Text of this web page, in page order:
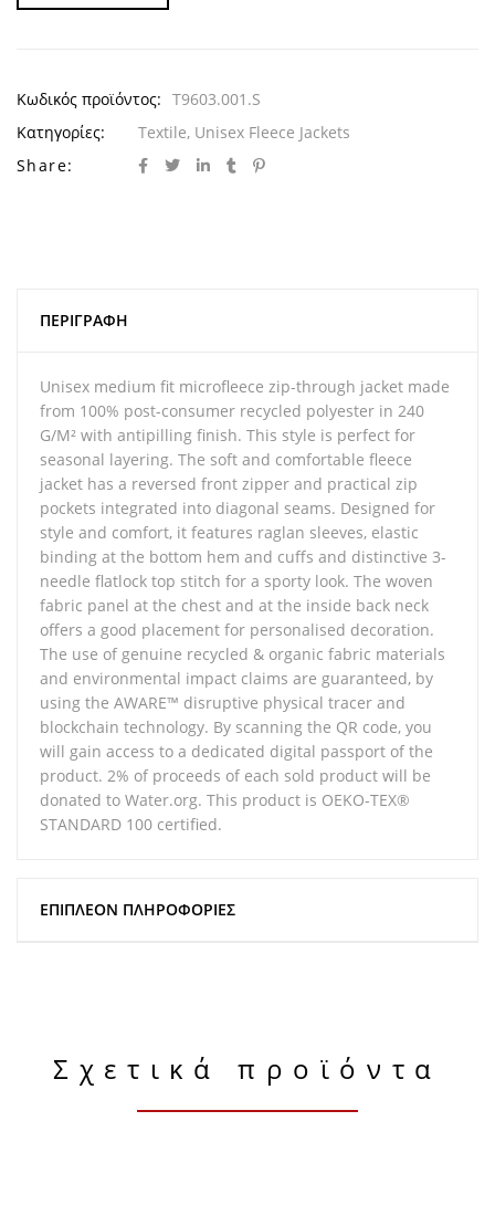
Κωδικός προϊόντος: T9603.001.S
Κατηγορίες:
Textile, Unisex Fleece Jackets
Share:
ΠΕΡΙΓΡΑΦΉ
Unisex medium fit microfleece zip-through jacket made
from 100% post-consumer recycled polyester in 240
G/M² with antipilling finish. This style is perfect for
seasonal layering. The soft and comfortable fleece
jacket has a reversed front zipper and practical zip
pockets integrated into diagonal seams. Designed for
style and comfort, it features raglan sleeves, elastic
binding at the bottom hem and cuffs and distinctive 3-
needle flatlock top stitch for a sporty look. The woven
fabric panel at the chest and at the inside back neck
offers a good placement for personalised decoration.
The use of genuine recycled & organic fabric materials
and environmental impact claims are guaranteed, by
using the AWARE™ disruptive physical tracer and
blockchain technology. By scanning the QR code, you
will gain access to a dedicated digital passport of the
product. 2% of proceeds of each sold product will be
donated to Water.org. This product is OEKO-TEX®
STANDARD 100 certified.
ΕΠΙΠΛΈΟΝ ΠΛΗΡΟΦΟΡΊΕΣ
Σχετικά προϊόντα